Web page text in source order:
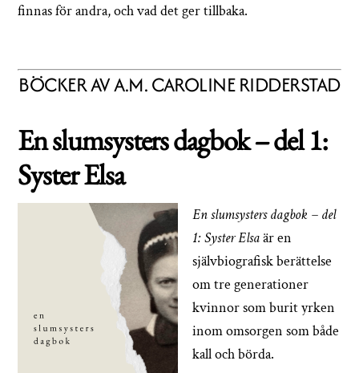
finnas för andra, och vad det ger tillbaka.
BÖCKER AV A.M. CAROLINE RIDDERSTAD
En slumsysters dagbok – del 1:
Syster Elsa
En slumsysters dagbok – del
1: Syster Elsaär en
självbiografisk berättelse
om tre generationer
kvinnor som burit yrken
inom omsorgen som både
kall och börda.